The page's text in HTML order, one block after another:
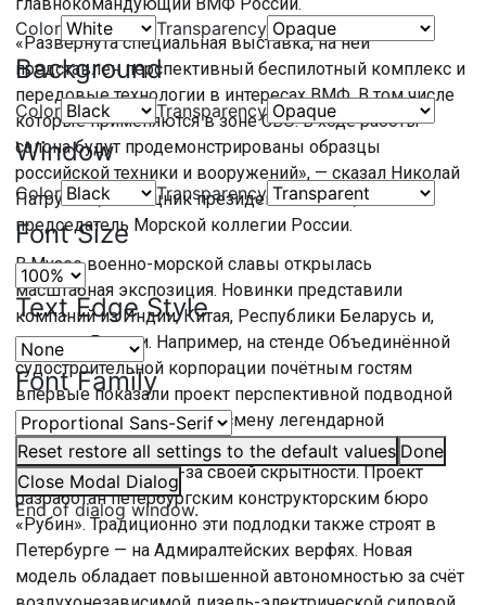
Color Transparency
Background
Color Transparency
Window
Color Transparency
Font Size
Text Edge Style
Font Family
Reset restore all settings to the default values Done
Close Modal Dialog
End of dialog window.
«Развёрнута специальная выставка, на ней
представлен перспективный беспилотный комплекс и
передовые технологии в интересах ВМФ. В том числе
которые применяются в зоне СВО. В ходе работы
салона будут продемонстрированы образцы
российской техники и вооружений», — сказал Николай
Патрушев, помощник президента России,
председатель Морской коллегии России.
В Музее военно-морской славы открылась
масштабная экспозиция. Новинки представили
компаний из Индии, Китая, Республики Беларусь и,
конечно, России. Например, на стенде Объединённой
судостроительной корпорации почётным гостям
впервые показали проект перспективной подводной
лодки, которая придёт на смену легендарной
«Варшавянке», известной на западе под названием
«Чёрная дыра» — из-за своей скрытности. Проект
разработан петербургским конструкторским бюро
«Рубин». Традиционно эти подлодки также строят в
Петербурге — на Адмиралтейских верфях. Новая
модель обладает повышенной автономностью за счёт